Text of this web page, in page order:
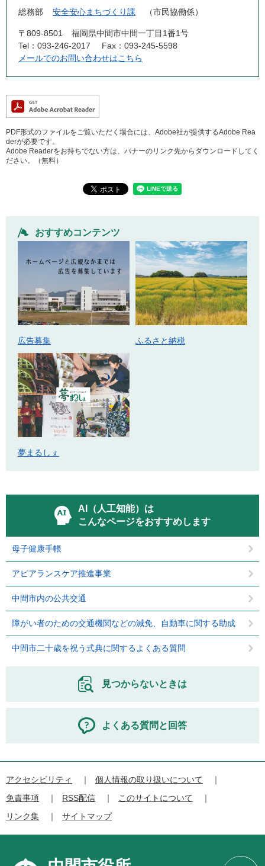
総務部 安全安心まちづくり課 市民協働係
〒809-8501
福岡県中間市中間一丁目1番1号
Tel：093-246-2017
Fax：093-245-5598
メールでのお問い合わせはこちら
PDF形式のファイルをご覧いただく場合には、Adobe社が提供するAdobe Rea
derが必要です。
Adobe Readerをお持ちでない方は、バナーのリンク先からダウンロードしてく
ださい。（無料）
おすすめコンテンツ
広告募集 ふるさと納税
夢まるしぇ
AI（人工知能）は
こんなページをおすすめします
母子健康手帳
アピアランスケア推進事業
中間市内の公共交通
障がい者のための交通機関などの減免、自動車に関する助成
中間市二十歳を祝う式典に関するよくある質問
見つからないときは
よくある質問と回答
アクセシビリティ
個人情報の取り扱いについて
免責事項
RSS配信
このサイトについて
リンク集
サイトマップ